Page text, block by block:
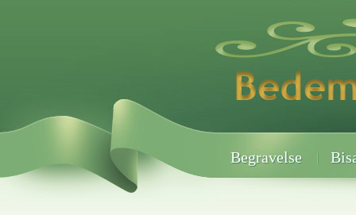
Begravelse